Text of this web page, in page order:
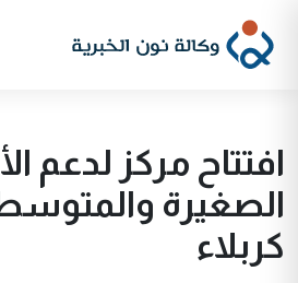
افتتاح مركز لدعم
الصغيرة
كربلاء